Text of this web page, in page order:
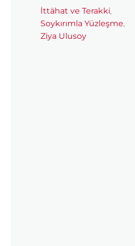
Etiketler
İttähat ve Terakki,
Soykırımla Yüzleşme,
Ziya Ulusoy